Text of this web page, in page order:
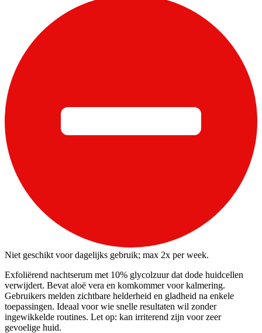
Niet geschikt voor dagelijks gebruik; max 2x per week.
Exfoliërend nachtserum met 10% glycolzuur dat dode huidcellen
verwijdert. Bevat aloë vera en komkommer voor kalmering.
Gebruikers melden zichtbare helderheid en gladheid na enkele
toepassingen. Ideaal voor wie snelle resultaten wil zonder
ingewikkelde routines. Let op: kan irriterend zijn voor zeer
gevoelige huid.